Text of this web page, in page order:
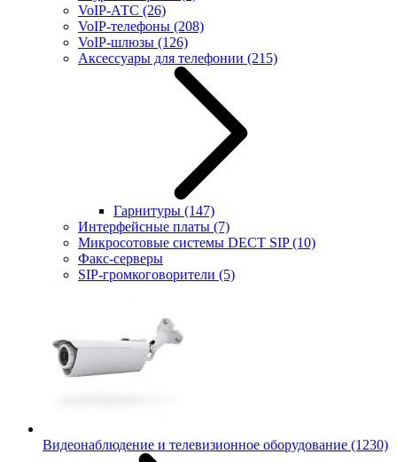
VoIP-АТС (26)
VoIP-телефоны (208)
VoIP-шлюзы (126)
Аксессуары для телефонии (215)
Гарнитуры (147)
Интерфейсные платы (7)
Микросотовые системы DECT SIP(10)
Факс-серверы
SIP-громкоговорители (5)
Видеонаблюдение и телевизионное оборудование (1230)